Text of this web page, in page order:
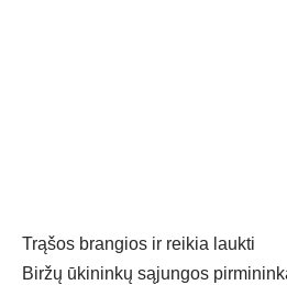
Trąšos brangios ir reikia laukti
Biržų ūkininkų sąjungos